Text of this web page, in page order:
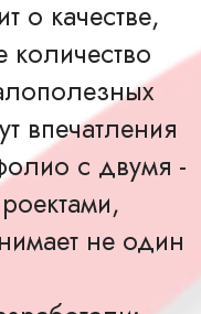
о качестве,
впечатления
с двумя -
не один